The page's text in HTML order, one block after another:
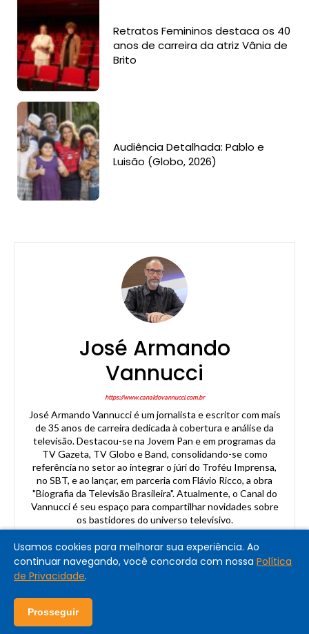
Retratos Femininos destaca os 40
anos de carreira da atriz Vânia de
Brito
Audiência Detalhada: Pablo e
Luisão (Globo, 2026)
José Armando
Vannucci
https://www.canaldovannucci.com.br
José Armando Vannucci é um jornalista e escritor com mais
de 35 anos de carreira dedicada à cobertura e análise da
televisão. Destacou-se na Jovem Pan e em programas da
TV Gazeta, TV Globo e Band, consolidando-se como
referência no setor ao integrar o júri do Troféu Imprensa,
no SBT, e ao lançar, em parceria com Flávio Ricco, a obra
"Biografia da Televisão Brasileira". Atualmente, o Canal do
Vannucci é seu espaço para compartilhar novidades sobre
os bastidores do universo televisivo.
Usamos cookies para melhorar sua experiência. Ao
continuar navegando, você concorda com nossa Política
de Privacidade.
Prosseguir